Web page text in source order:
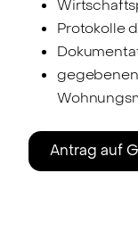
Protokolle
Antrag auf